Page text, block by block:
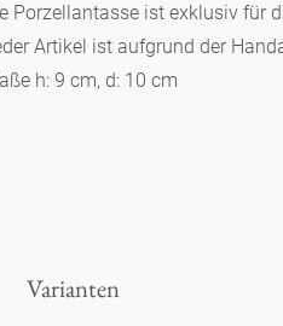
Porzellantasse ist exklusiv für
Artikel ist aufgrund der
h: 9 cm, d: 10 cm
Varianten